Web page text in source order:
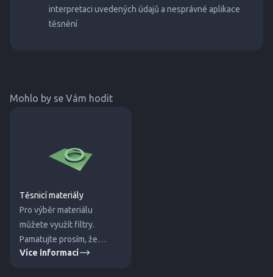
interpretaci uvedených údajů a nesprávné aplikace
těsnění
Mohlo by se Vám hodit
Těsnicí materiály
Pro výběr materiálu
můžete využít filtry.
Pamatujte prosím, že
uvedené hodnoty jsou
Více informací